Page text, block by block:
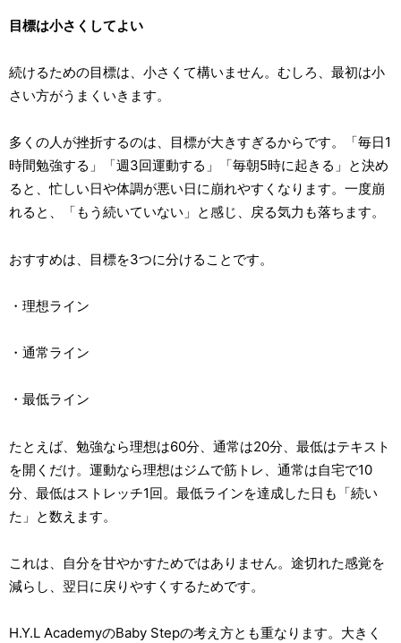
目標は小さくしてよい
続けるための目標は、小さくて構いません。むしろ、最初は小
さい方がうまくいきます。
多くの人が挫折するのは、目標が大きすぎるからです。「毎日1
時間勉強する」「週3回運動する」「毎朝5時に起きる」と決め
ると、忙しい日や体調が悪い日に崩れやすくなります。一度崩
れると、「もう続いていない」と感じ、戻る気力も落ちます。
おすすめは、目標を3つに分けることです。
・理想ライン
・通常ライン
・最低ライン
たとえば、勉強なら理想は60分、通常は20分、最低はテキスト
を開くだけ。運動なら理想はジムで筋トレ、通常は自宅で10
分、最低はストレッチ1回。最低ラインを達成した日も「続い
た」と数えます。
これは、自分を甘やかすためではありません。途切れた感覚を
減らし、翌日に戻りやすくするためです。
H.Y.L AcademyのBaby Stepの考え方とも重なります。大きく